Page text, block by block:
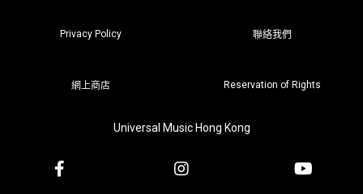
Privacy Policy 聯絡我們
網上商店 Reservation of Rights
Universal Music Hong Kong